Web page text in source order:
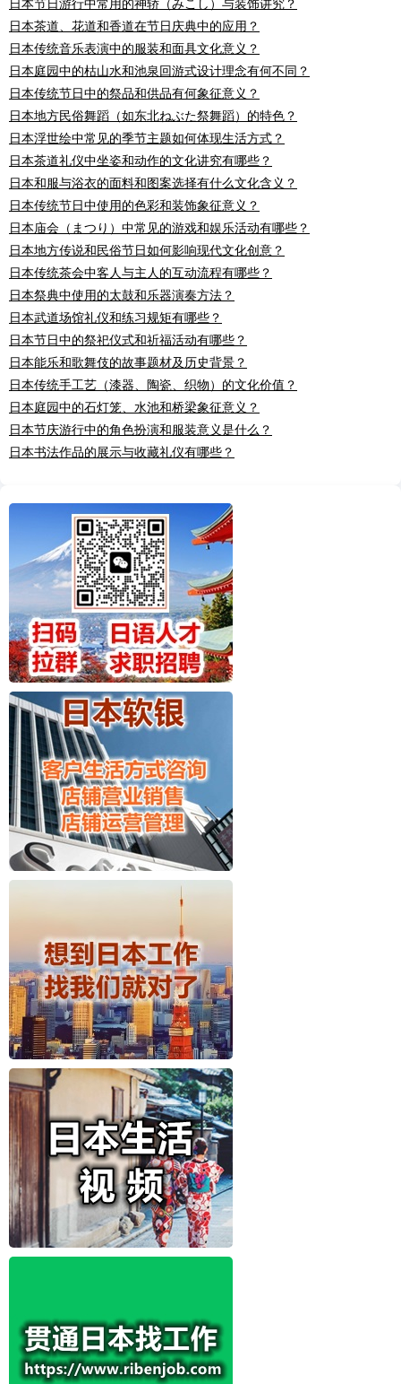
日本节日游行中常用的神轿（みこし）与装饰讲究？
日本茶道、花道和香道在节日庆典中的应用？
日本传统音乐表演中的服装和面具文化意义？
日本庭园中的枯山水和池泉回游式设计理念有何不同？
日本传统节日中的祭品和供品有何象征意义？
日本地方民俗舞蹈（如东北ねぶた祭舞蹈）的特色？
日本浮世绘中常见的季节主题如何体现生活方式？
日本茶道礼仪中坐姿和动作的文化讲究有哪些？
日本和服与浴衣的面料和图案选择有什么文化含义？
日本传统节日中使用的色彩和装饰象征意义？
日本庙会（まつり）中常见的游戏和娱乐活动有哪些？
日本地方传说和民俗节日如何影响现代文化创意？
日本传统茶会中客人与主人的互动流程有哪些？
日本祭典中使用的太鼓和乐器演奏方法？
日本武道场馆礼仪和练习规矩有哪些？
日本节日中的祭祀仪式和祈福活动有哪些？
日本能乐和歌舞伎的故事题材及历史背景？
日本传统手工艺（漆器、陶瓷、织物）的文化价值？
日本庭园中的石灯笼、水池和桥梁象征意义？
日本节庆游行中的角色扮演和服装意义是什么？
日本书法作品的展示与收藏礼仪有哪些？